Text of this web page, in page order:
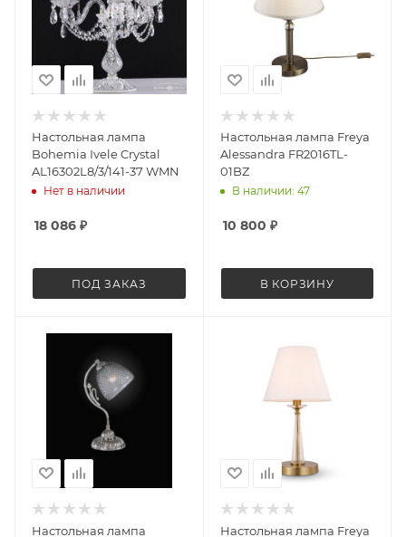
Настольная лампа
Bohemia Ivele Crystal
AL16302L8/3/141-37 WMN
Нет в наличии
18 086 ₽
ПОД ЗАКАЗ
Настольная лампа Freya
Alessandra FR2016TL-
01BZ
В наличии: 47
10 800 ₽
В КОРЗИНУ
Настольная лампа Настольная лампа Freya